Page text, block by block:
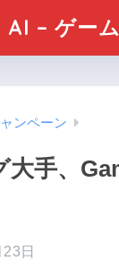
– ゲー
ンペーン
大手、
日